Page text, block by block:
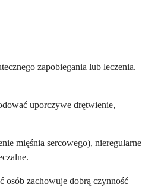
zapobiegania lub leczenia.
uporczywe drętwienie,
mięśnia sercowego), nieregularne
osób zachowuje dobrą czynność